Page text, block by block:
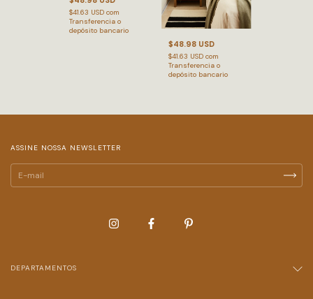
$41.63 USDcom
Transferencia o
depósito bancario
$48.98 USD
$41.63 USDcom
Transferencia o
depósito bancario
ASSINE NOSSA NEWSLETTER
DEPARTAMENTOS